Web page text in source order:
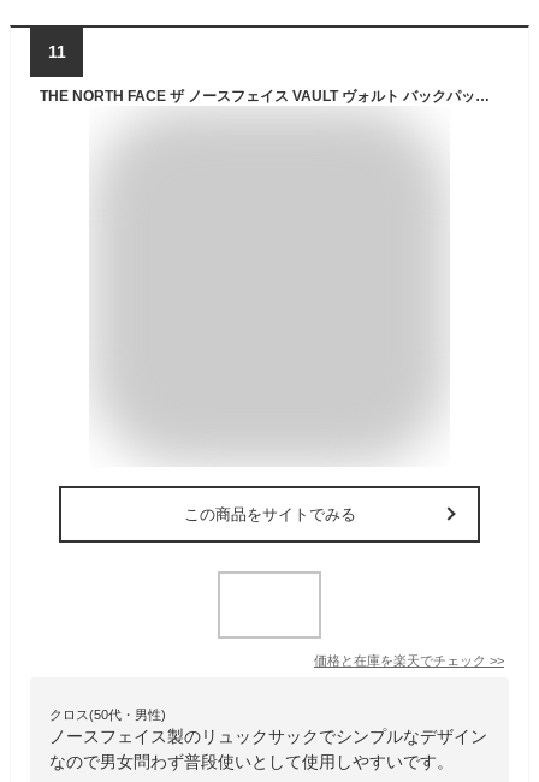
11
THE NORTH FACE ザ ノースフェイス VAULT ヴォルト バックパック NF0A3VY2JK NF0A3VY2-4H0 THE NORTH FACE ノースフェイス メンズ レディース ag-906800
この商品をサイトでみる
価格と在庫を楽天でチェック >>
クロス(50代・男性)
ノースフェイス製のリュックサックでシンプルなデザイン
なので男女問わず普段使いとして使用しやすいです。